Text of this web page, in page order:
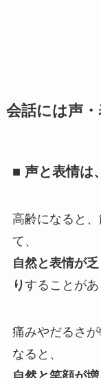
会話には声・
■ 声と表情は
高齢になると
て、
自然と表情が
りすることがあ
痛みやだるさ
なると、